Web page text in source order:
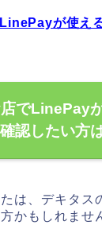
が使え
でLinePay
認したい方
は、デキタス
かもしれませ